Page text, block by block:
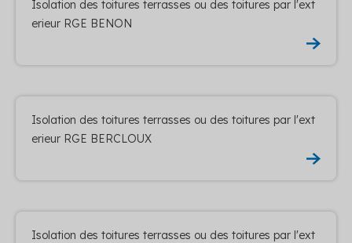
Isolation des toitures terrasses ou des toitures par l'ext
erieur RGE BENON
Isolation des toitures terrasses ou des toitures par l'ext
erieur RGE BERCLOUX
Isolation des toitures terrasses ou des toitures par l'ext